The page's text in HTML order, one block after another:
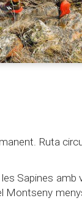
Ruta
Sapines
Montseny